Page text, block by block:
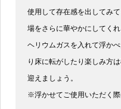
使用して存在感を出してみ
場をさらに華やかにしてくれ
ヘリウムガスを入れて浮か
り床に転がしたり楽しみ方
迎えましょう。
※浮かせてご使用いただく際